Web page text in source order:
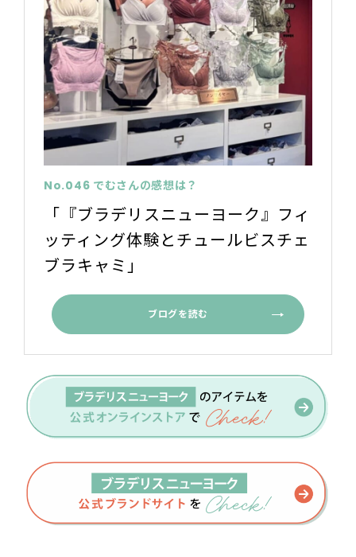
No.046 でむさんの感想は？
「『ブラデリスニューヨーク』フィ
ッティング体験とチュールビスチェ
ブラキャミ」
ブログを読む